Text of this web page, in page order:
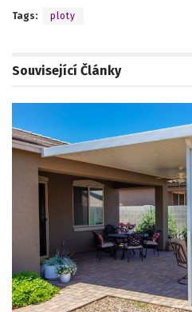
Tags: ploty
Související Články